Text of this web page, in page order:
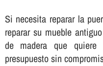
Si necesita reparar la
reparar su mueble
de madera que quiere
presupuesto sin